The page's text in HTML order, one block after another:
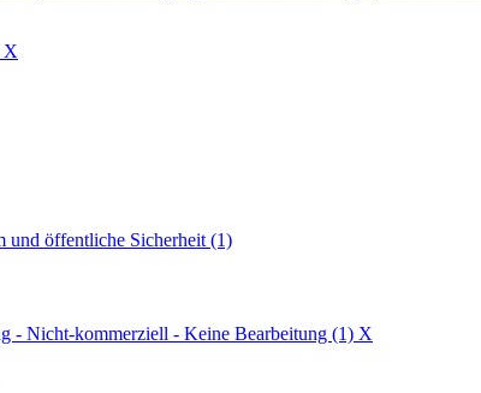
X
und öffentliche Sicherheit (1)
- Nicht-kommerziell - Keine Bearbeitung (1) X